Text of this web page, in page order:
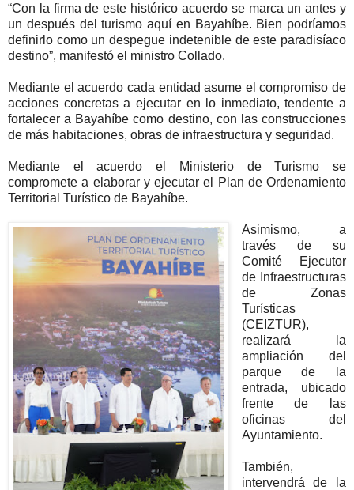
“Con la firma de este histórico acuerdo se marca un antes y
un después del turismo aquí en Bayahíbe. Bien podríamos
definirlo como un despegue indetenible de este paradisíaco
destino”, manifestó el ministro Collado.
Mediante el acuerdo cada entidad asume el compromiso de
acciones concretas a ejecutar en lo inmediato, tendente a
fortalecer a Bayahíbe como destino, con las construcciones
de más habitaciones, obras de infraestructura y seguridad.
Mediante el acuerdo el Ministerio de Turismo se
compromete a elaborar y ejecutar el Plan de Ordenamiento
Territorial Turístico de Bayahíbe.
Asimismo, a
través de su
Comité Ejecutor
de Infraestructuras
de Zonas
Turísticas
(CEIZTUR),
realizará la
ampliación del
parque de la
entrada, ubicado
frente de las
oficinas del
Ayuntamiento.
También,
intervendrá de la